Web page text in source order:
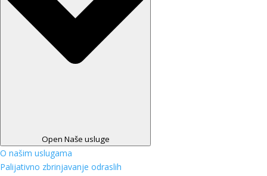
Open Naše usluge
O našim uslugama
Palijativno zbrinjavanje odraslih